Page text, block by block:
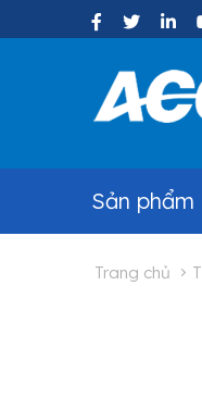
Sản phẩm
trang chủ